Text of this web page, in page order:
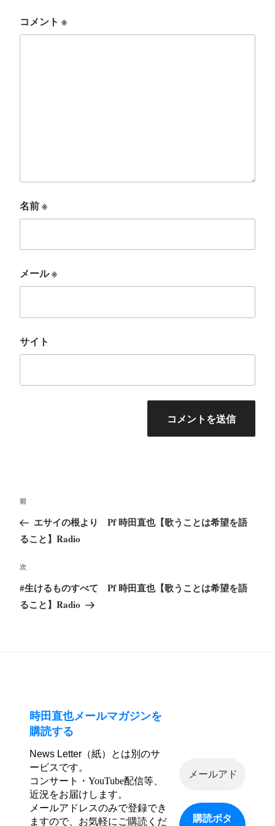
コメント ※
名前※
メール※
サイト
投
ナ
ビ
ゲ
ー
シ
ョ
前
の
投
前
エサイの根より Pf 時田直也【歌うことは希望を語
ること】Radio
次
の
投
次
#生けるものすべて Pf 時田直也【歌うことは希望を語
ること】Radio
時田直也メールマガジンを
購読する
News Letter（紙）とは別のサ
ービスです。
コンサート・YouTube配信等、
近況をお届けします。
メールアドレスのみで登録でき
ますので、お気軽にご購読くだ